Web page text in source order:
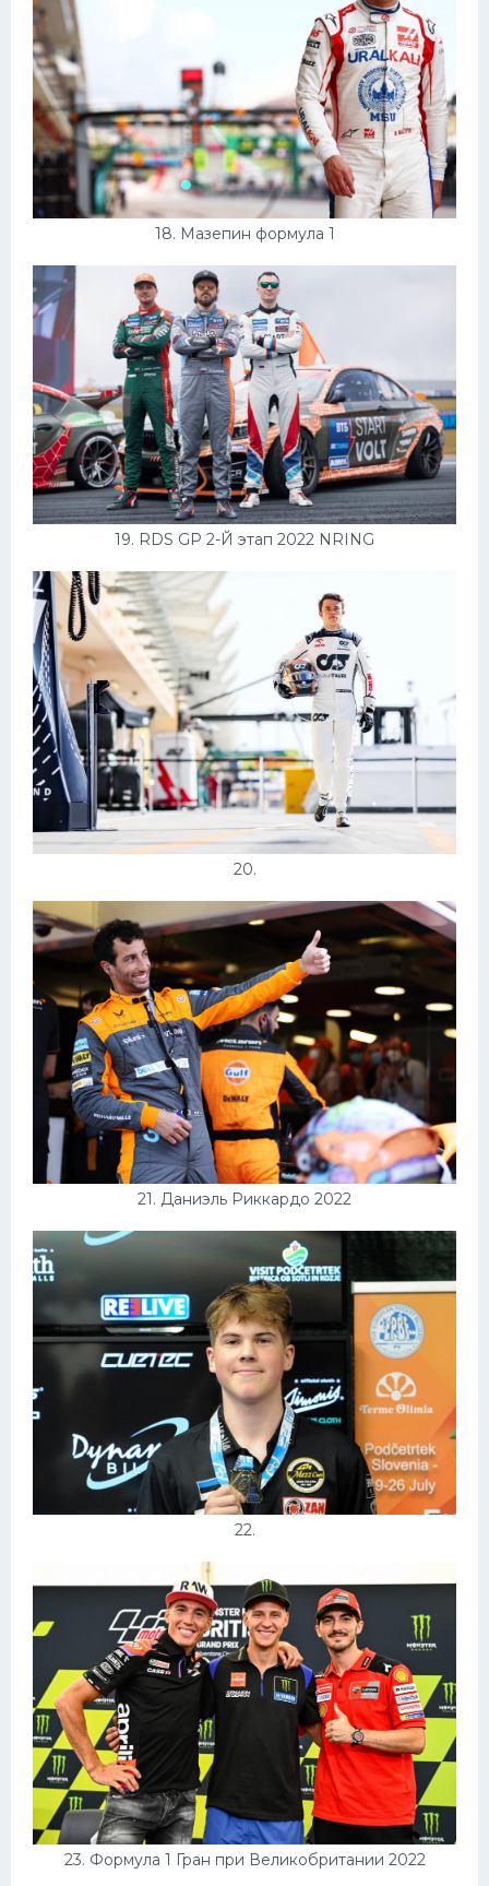
18. Мазепин формула 1
19. RDS GP 2-Й этап 2022 NRING
20.
21. Даниэль Риккардо 2022
22.
23. Формула 1 Гран при Великобритании 2022